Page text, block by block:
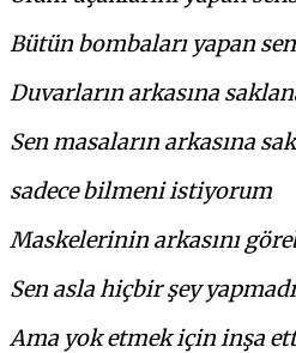
Bütün bombaları yapan
Duvarların arkasına
Sen masaların arkasına
sadece bilmeni istiyorum
Maskelerinin arkasını
Sen asla hiçbir şey
Ama yok etmek için inşa